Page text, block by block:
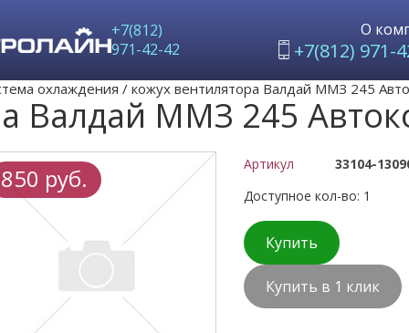
+7(812)
971-42-42
О
+7(812) 971-
охлаждения / кожух вентилятора Валдай ММЗ 245
Валдай ММЗ 245
850 руб. Артикул
33104-
Доступное кол-во: 1
Купить
Купить в 1 клик